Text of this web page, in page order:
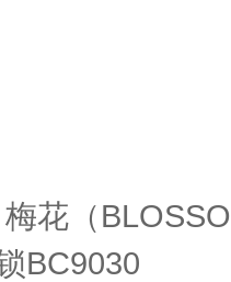
梅花（
BC9030